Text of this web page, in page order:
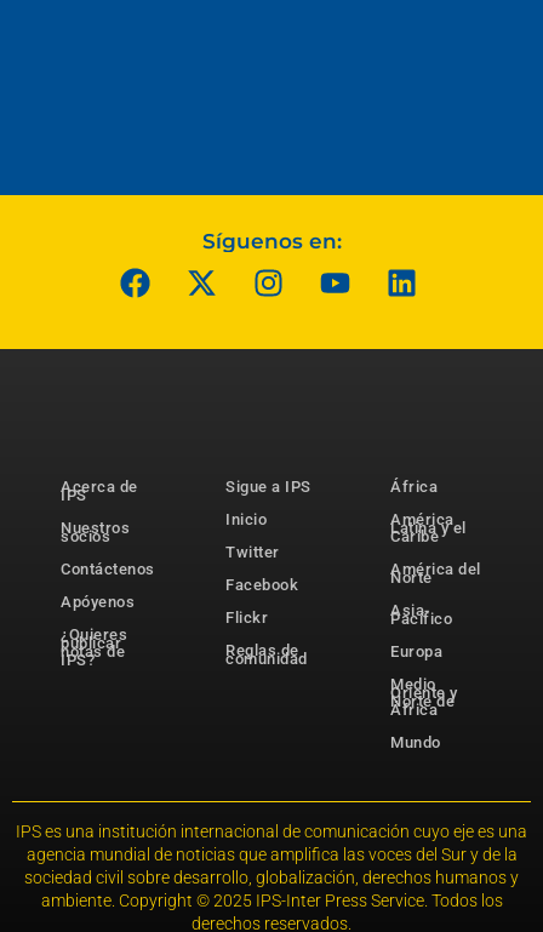
Síguenos en:
Acerca de
IPS
Nuestros
socios
Contáctenos
Apóyenos
¿Quieres
publicar
notas de
IPS?
Sigue a IPS
Inicio
Twitter
Facebook
Flickr
Reglas de
comunidad
África
América
Latina y el
Caribe
América del
Norte
Asia-
Pacífico
Europa
Medio
Oriente y
Norte de
África
Mundo
IPS es una institución internacional de comunicación cuyo eje es una
agencia mundial de noticias que amplifica las voces del Sur y de la
sociedad civil sobre desarrollo, globalización, derechos humanos y
ambiente. Copyright © 2025 IPS-Inter Press Service. Todos los
derechos reservados.